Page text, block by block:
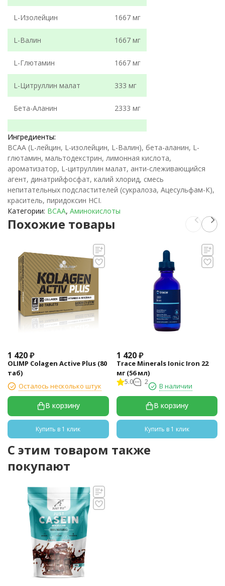
L-Изолейцин 1667 мг
L-Валин 1667 мг
L-Глютамин 1667 мг
L-Цитруллин малат 333 мг
Бета-Аланин 2333 мг
Ингредиенты:
BCAA (L-лейцин, L-изолейцин, L-Валин), бета-аланин, L-
глютамин, мальтодекстрин, лимонная кислота,
ароматизатор, L-цитруллин малат, анти-слеживающийся
агент, динатрийфосфат, калий хлорид, смесь
непитательных подсластителей (сукралоза, Ацесульфам-К),
краситель, пиридоксин HCI.
Категории: BCAA, Аминокислоты
Похожие товары
1 420₽
OLIMP Colagen Active Plus (80
таб)
Осталось несколько штук
В корзину
Купить в 1 клик
1 420 ₽
Trace Minerals Ionic Iron 22
мг (56 мл)
5.0 2 В наличии
В корзину
Купить в 1 клик
C этим товаром также
покупают